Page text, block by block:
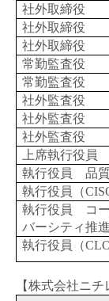
社外取締役
社外取締役
社外取締役
常勤監査役
常勤監査役
社外監査役
社外監査役
社外監査役
上席執行役員
執行役員 品
執行役員（
執行役員 コ
バーシティ推
執行役員（
【株式会社ニチ